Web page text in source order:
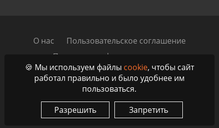
О нас
Пользовательское соглашение
Политика конфиденциальности
Автомобильный блог
Контакты
автомобилей по всей России, ЕАЭС и ОАЭ
🍪 Мы используем файлы cookie, чтобы сайт
работал правильно и было удобнее им
пользоваться.
Разрешить
Запретить